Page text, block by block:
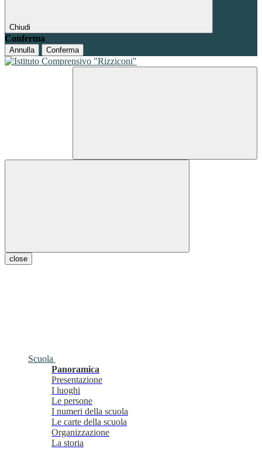
Chiudi
Conferma
Annulla Conferma
close
Scuola
Panoramica
Presentazione
I luoghi
Le persone
I numeri della scuola
Le carte della scuola
Organizzazione
La storia